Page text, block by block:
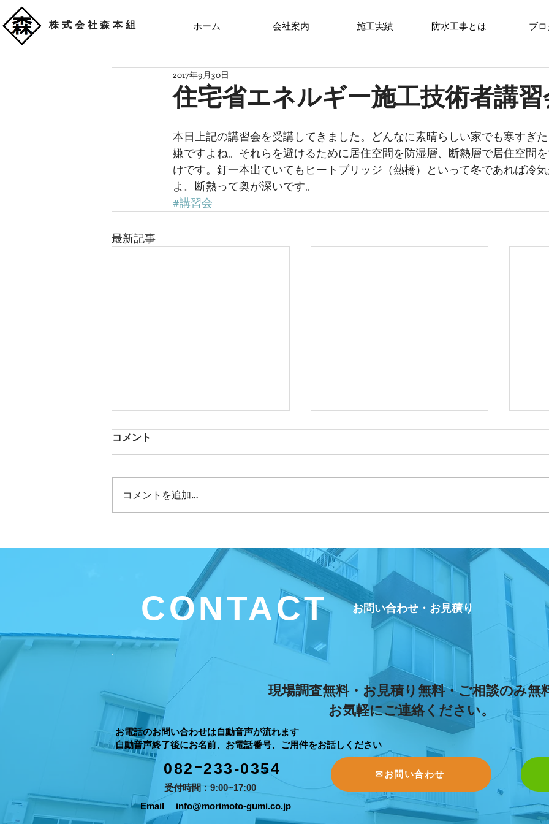
株式会社森本組 ホーム 会社案内 施工実績 防水工事とは ブ
住宅省エネルギー施工技術者講
2017年9月30日
本日上記の講習会を受講してきました。どんなに素晴らしい家でも寒すぎ
嫌ですよね。それらを避けるために居住空間を防湿層、断熱層で居住空間
けです。釘一本出ていてもヒートブリッジ（熱橋）といって冬であれば冷
よ。断熱って奥が深いです。
#講習会
最新記事
熱中症勉強会
熱中症の勉強会がありました。当
休憩が大切です。この時期は休憩
が多くなります。作業員の命を守
るためご理解いただければ幸いで
マイベストプロ５月１４日中
国新聞朝刊掲載
コメント
コメントを追加…
CONTACT ​お問い合わせ・お見積り
現場調査無料・お見積り無料・ご相談のみ無
お気軽にご連絡ください。
お電話のお問い合わせは自動音声が流れます
自動音声終了後にお名前、お電話番号、ご用件をお話しください
082ｰ233-0354
​受付時間：9:00~17:00
✉お問い合わせ
Email info@morimoto-gumi.co.jp